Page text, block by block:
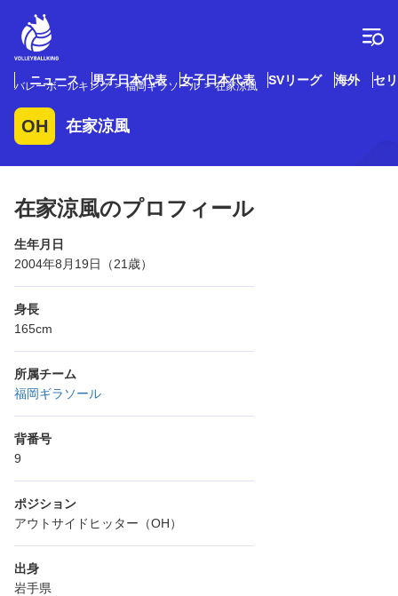
プ
ニュース 男子日本代表 女子日本代表 SVリーグ 海外 セ
バレーボールキング 福岡ギラソール 在家涼風
OH 在家涼風
在家涼風のプロフィール
生年月日
2004年8月19日（21歳）
身長
165cm
所属チーム
福岡ギラソール
背番号
9
ポジション
アウトサイドヒッター（OH）
出身
岩手県